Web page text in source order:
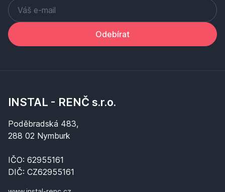
Odebírat
INSTAL - RENČ s.r.o.
Poděbradská 483,
288 02 Nymburk
IČO: 62955161
DIČ: CZ62955161